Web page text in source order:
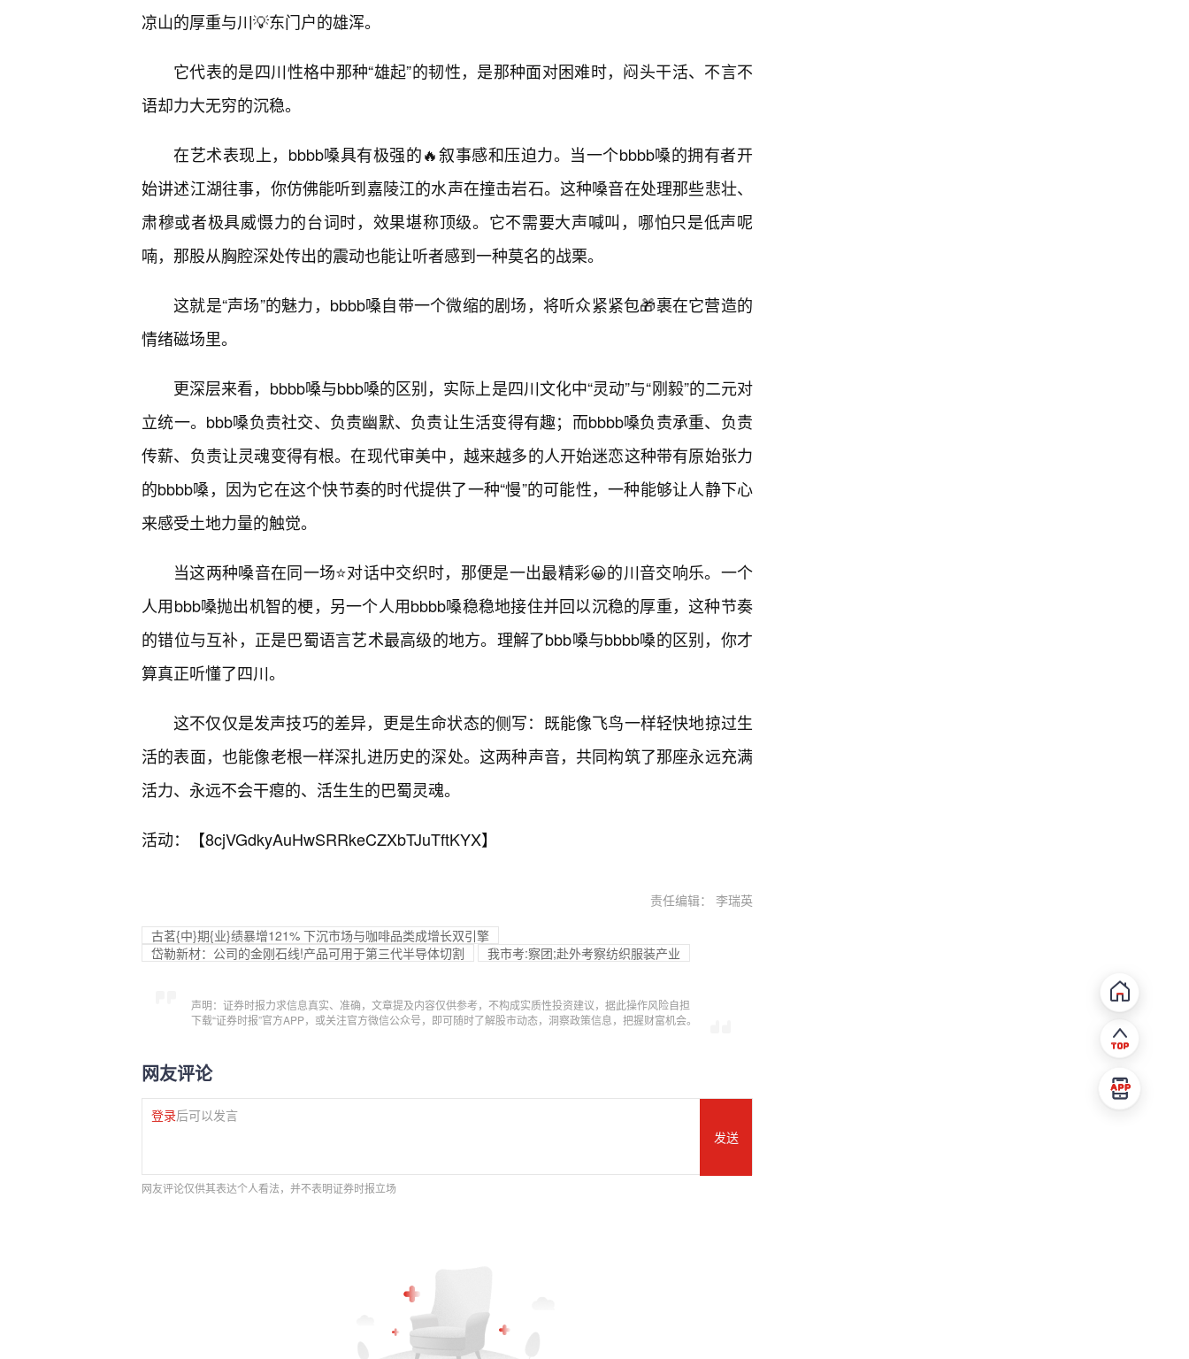
凉山的厚重与川💡东门户的雄浑。
它代表的是四川性格中那种“雄起”的韧性，是那种面对困难时，闷头干活、不言不
语却力大无穷的沉稳。
在艺术表现上，bbbb嗓具有极强的🔥叙事感和压迫力。当一个bbbb嗓的拥有者开
始讲述江湖往事，你仿佛能听到嘉陵江的水声在撞击岩石。这种嗓音在处理那些悲壮、
肃穆或者极具威慑力的台词时，效果堪称顶级。它不需要大声喊叫，哪怕只是低声呢
喃，那股从胸腔深处传出的震动也能让听者感到一种莫名的战栗。
这就是“声场”的魅力，bbbb嗓自带一个微缩的剧场，将听众紧紧包🎁裹在它营造的
情绪磁场里。
更深层来看，bbbb嗓与bbb嗓的区别，实际上是四川文化中“灵动”与“刚毅”的二元对
立统一。bbb嗓负责社交、负责幽默、负责让生活变得有趣；而bbbb嗓负责承重、负责
传薪、负责让灵魂变得有根。在现代审美中，越来越多的人开始迷恋这种带有原始张力
的bbbb嗓，因为它在这个快节奏的时代提供了一种“慢”的可能性，一种能够让人静下心
来感受土地力量的触觉。
当这两种嗓音在同一场⭐对话中交织时，那便是一出最精彩😀的川音交响乐。一个
人用bbb嗓抛出机智的梗，另一个人用bbbb嗓稳稳地接住并回以沉稳的厚重，这种节奏
的错位与互补，正是巴蜀语言艺术最高级的地方。理解了bbb嗓与bbbb嗓的区别，你才
算真正听懂了四川。
这不仅仅是发声技巧的差异，更是生命状态的侧写：既能像飞鸟一样轻快地掠过生
活的表面，也能像老根一样深扎进历史的深处。这两种声音，共同构筑了那座永远充满
活力、永远不会干瘪的、活生生的巴蜀灵魂。
活动：【8cjVGdkyAuHwSRRkeCZXbTJuTftKYX】
责任编辑： 李瑞英
古茗{中}期{业}绩暴增121% 下沉市场与咖啡品类成增长双引擎
岱勒新材：公司的金刚石线!产品可用于第三代半导体切割
我市考:察团;赴外考察纺织服装产业
声明：证券时报力求信息真实、准确，文章提及内容仅供参考，不构成实质性投资建议，据此操作风险自担
下载“证券时报”官方APP，或关注官方微信公众号，即可随时了解股市动态，洞察政策信息，把握财富机会。
网友评论
登录后可以发言
发送
网友评论仅供其表达个人看法，并不表明证券时报立场